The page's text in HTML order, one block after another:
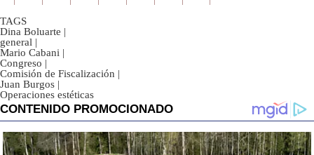
TAGS
Dina Boluarte |
general |
Mario Cabani |
Congreso |
Comisión de Fiscalización |
Juan Burgos |
Operaciones estéticas